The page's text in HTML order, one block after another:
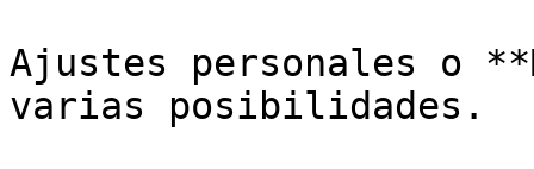
Ajustes personales o
varias posibilidades.